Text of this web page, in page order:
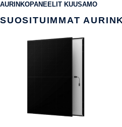
AURINKOPANEELIT KUUSAMO
SUOSITUIMMAT